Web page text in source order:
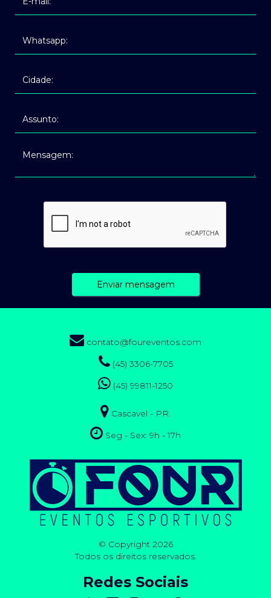
Enviar mensagem
contato@foureventos.com
(45) 3306-7705
(45) 99811-1250
Cascavel - PR.
Seg - Sex: 9h - 17h
© Copyright 2026
Todos os direitos reservados.
Redes Sociais